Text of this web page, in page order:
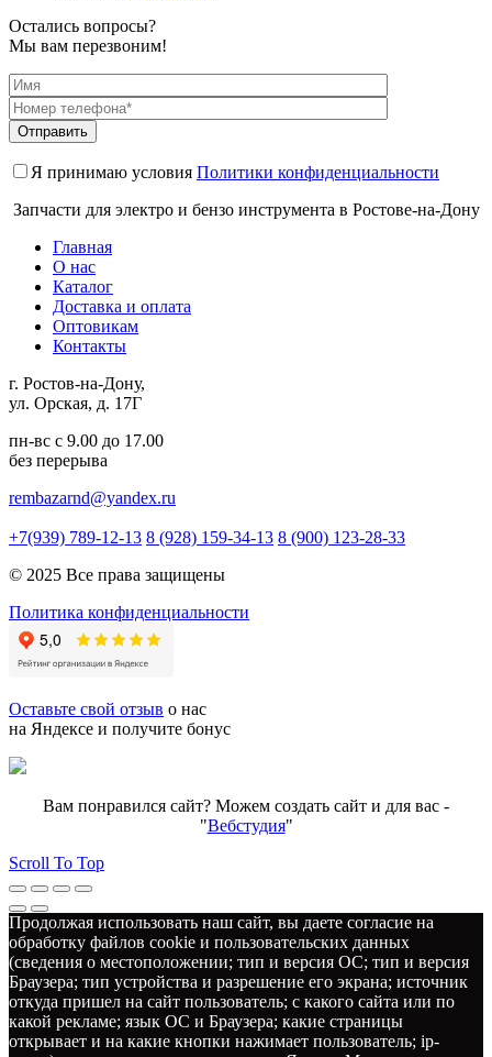
Остались вопросы?
Мы вам перезвоним!
Я принимаю условия Политики конфиденциальности
Запчасти для электро и бензо инструмента в Ростове-на-Дону
Главная
О нас
Каталог
Доставка и оплата
Оптовикам
Контакты
г. Ростов-на-Дону,
ул. Орская, д. 17Г
пн-вс с 9.00 до 17.00
без перерыва
rembazarnd@yandex.ru
+7(939) 789-12-13 8 (928) 159-34-13 8 (900) 123-28-33
© 2025 Все права защищены
Политика конфиденциальности
Оставьте свой отзыв о нас
на Яндексе и получите бонус
Вам понравился сайт? Можем создать сайт и для вас -
"Вебстудия"
Scroll To Top
Продолжая использовать наш сайт, вы даете согласие на
обработку файлов cookie и пользовательских данных
(сведения о местоположении; тип и версия ОС; тип и версия
Браузера; тип устройства и разрешение его экрана; источник
откуда пришел на сайт пользователь; с какого сайта или по
какой рекламе; язык ОС и Браузера; какие страницы
открывает и на какие кнопки нажимает пользователь; ip-